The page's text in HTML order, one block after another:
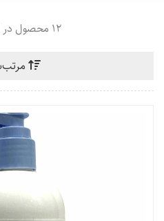
12 محصول در این صفحه